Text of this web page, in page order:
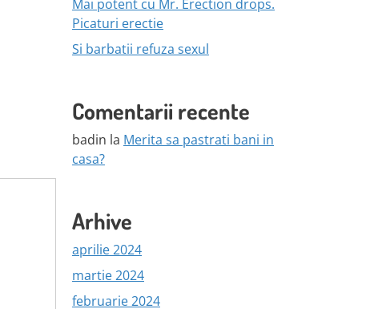
Mai potent cu Mr. Erection drops.
Picaturi erectie
Si barbatii refuza sexul
Comentarii recente
badin la Merita sa pastrati bani in
casa?
Arhive
aprilie 2024
martie 2024
februarie 2024